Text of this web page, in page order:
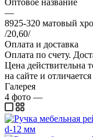
—
8925-320 матовый
/20,60/
Оплата и доставка
Оплата по счету.
Цена действительна
на сайте и
Галерея
4 фото —